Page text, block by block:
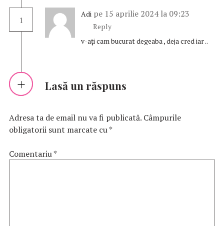
1
Adi pe 15 aprilie 2024 la 09:23
Reply
v-ați cam bucurat degeaba , deja cred iar ..
Lasă un răspuns
Adresa ta de email nu va fi publicată. Câmpurile
obligatorii sunt marcate cu*
Comentariu*